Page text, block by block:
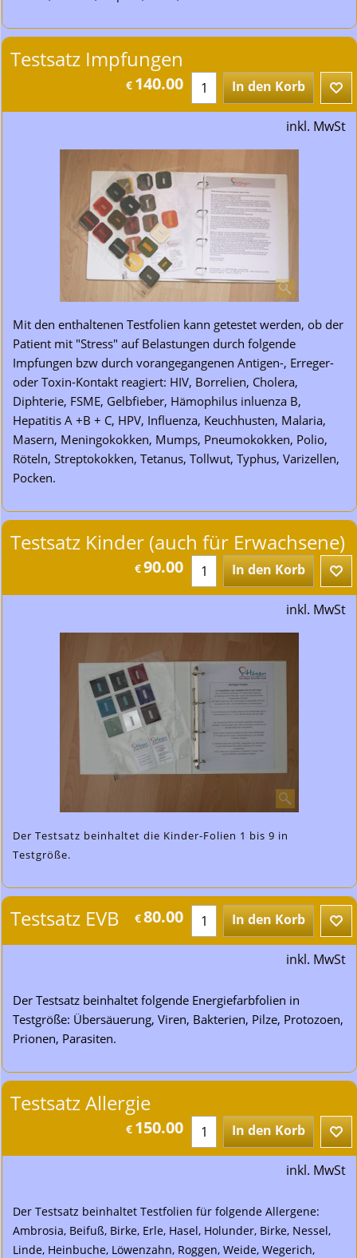
Testsatz Impfungen
€ 140.00 In den Korb
inkl. MwSt
Mit den enthaltenen Testfolien kann getestet werden, ob der
Patient mit "Stress" auf Belastungen durch folgende
Impfungen bzw durch vorangegangenen Antigen-, Erreger-
oder Toxin-Kontakt reagiert: HIV, Borrelien, Cholera,
Diphterie, FSME, Gelbfieber, Hämophilus inluenza B,
Hepatitis A +B + C, HPV, Influenza, Keuchhusten, Malaria,
Masern, Meningokokken, Mumps, Pneumokokken, Polio,
Röteln, Streptokokken, Tetanus, Tollwut, Typhus, Varizellen,
Pocken.
Testsatz Kinder (auch für Erwachsene)
€90.00 In den Korb
inkl. MwSt
Der Testsatz beinhaltet die Kinder-Folien 1 bis 9 in
Testgröße.
Testsatz EVB €80.00 In den Korb
inkl. MwSt
Der Testsatz beinhaltet folgende Energiefarbfolien in
Testgröße: Übersäuerung, Viren, Bakterien, Pilze, Protozoen,
Prionen, Parasiten.
Testsatz Allergie
€ 150.00 In den Korb
inkl. MwSt
Der Testsatz beinhaltet Testfolien für folgende Allergene:
Ambrosia, Beifuß, Birke, Erle, Hasel, Holunder, Birke, Nessel,
Linde, Heinbuche, Löwenzahn, Roggen, Weide, Wegerich,